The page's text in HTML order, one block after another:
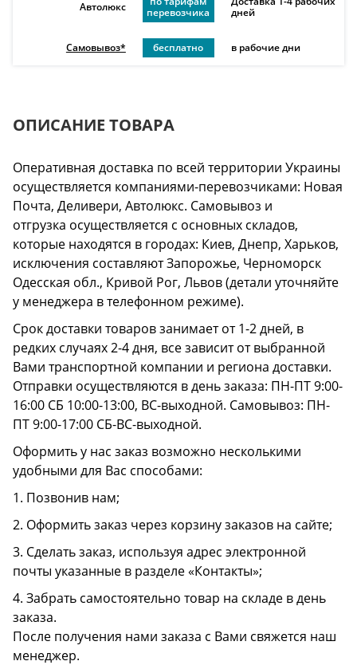
Автолюкс
перевозчика
дней
Самовывоз* бесплатно в рабочие дни
ОПИСАНИЕ ТОВАРА
Оперативная доставка по всей территории Украины
осуществляется компаниями-перевозчиками: Новая
Почта, Деливери, Автолюкс. Самовывоз и
отгрузка осуществляется с основных складов,
которые находятся в городах: Киев, Днепр, Харьков,
исключения составляют Запорожье, Черноморск
Одесская обл., Кривой Рог, Львов (детали уточняйте
у менеджера в телефонном режиме).
Срок доставки товаров занимает от 1-2 дней, в
редких случаях 2-4 дня, все зависит от выбранной
Вами транспортной компании и региона доставки.
Отправки осуществляются в день заказа: ПН-ПТ 9:00-
16:00 СБ 10:00-13:00, ВС-выходной. Самовывоз: ПН-
ПТ 9:00-17:00 СБ-ВС-выходной.
Оформить у нас заказ возможно несколькими
удобными для Вас способами:
1. Позвонив нам;
2. Оформить заказ через корзину заказов на сайте;
3. Сделать заказ, используя адрес электронной
почты указанные в разделе «Контакты»;
4. Забрать самостоятельно товар на складе в день
заказа.
После получения нами заказа с Вами свяжется наш
менеджер.